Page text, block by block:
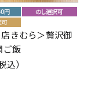
きむら＞贅沢御
ご飯
込）